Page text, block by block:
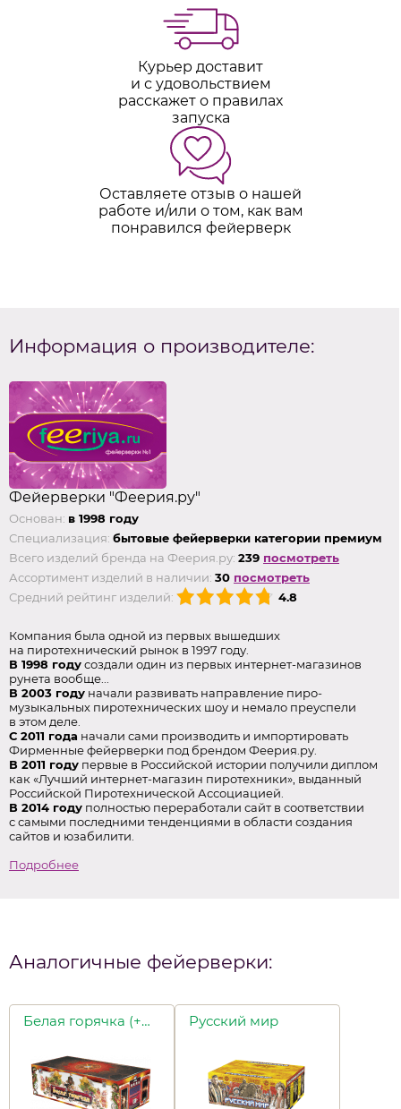
Курьер доставит
и с удовольствием
расскажет о правилах
запуска
Оставляете отзыв о нашей
работе и/или о том, как вам
понравился фейерверк
Информация о производителе:
Фейерверки "Феерия.ру"
Основан: в 1998 году
Специализация: бытовые фейерверки категории премиум
Всего изделий бренда на Феерия.ру: 239 посмотреть
Ассортимент изделий в наличии: 30 посмотреть
Средний рейтинг изделий:
4.8
Компания была одной из первых вышедших
на пиротехнический рынок в 1997 году.
В 1998 годусоздали один из первых интернет-магазинов
рунета вообще...
В 2003 году начали развивать направление пиро-
музыкальных пиротехнических шоу и немало преуспели
в этом деле.
С 2011 года начали сами производить и импортировать
Фирменные фейерверки под брендом Феерия.ру.
В 2011 году первые в Российской истории получили диплом
как «Лучший интернет-магазин пиротехники», выданный
Российской Пиротехнической Ассоциацией.
В 2014 году полностью переработали сайт в соответствии
с самыми последними тенденциями в области создания
сайтов и юзабилити.
Подробнее
Аналогичные фейерверки:
Белая горячка (+фонтан) Русский мир